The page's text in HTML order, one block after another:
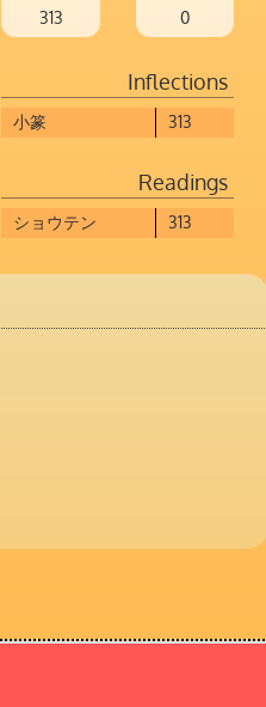
313 0
Inflections
小篆 313
Readings
ショウテン 313